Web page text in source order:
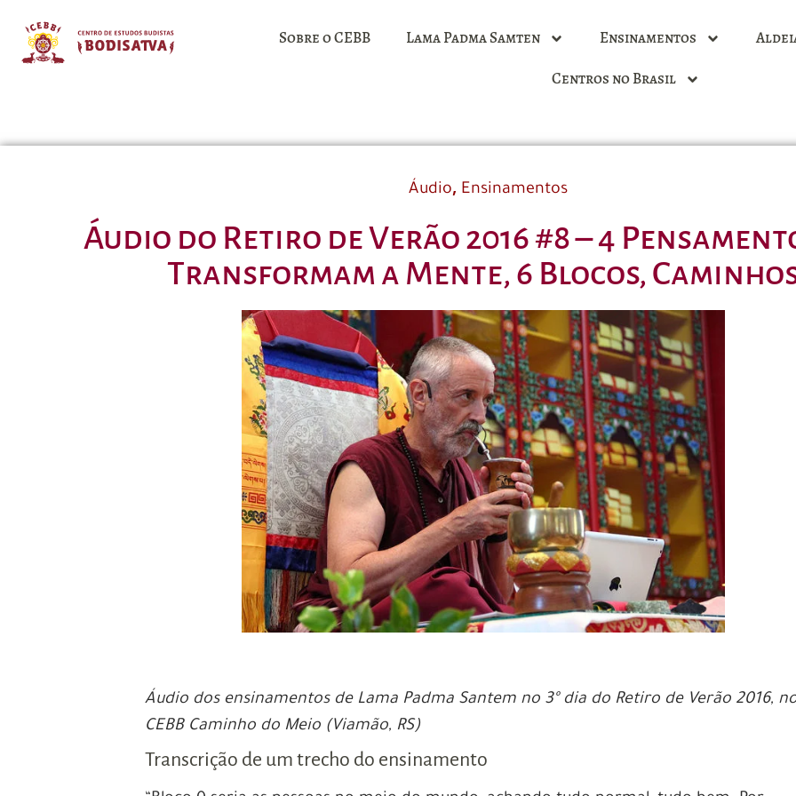
Sobre o CEBB Lama Padma Samten Ensinamentos
Centros no Brasil
Áudio, Ensinamentos
Áudio do Retiro de Verão 2016 #8 – 4
Transformam a Mente, 6 Blocos,
Áudio dos ensinamentos de Lama Padma Santem no 3º dia do Retiro de Verão 2016,
CEBB Caminho do Meio (Viamão, RS)
Transcrição de um trecho do ensinamento